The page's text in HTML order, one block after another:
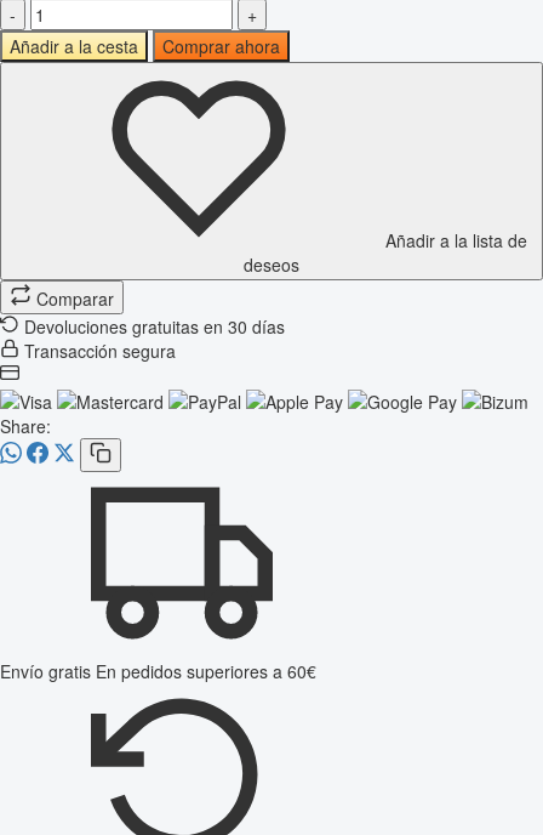
-
+
Añadir a la cesta
Comprar ahora
Añadir a la lista de
deseos
Comparar
Devoluciones gratuitas en 30 días
Transacción segura
Share:
Envío gratis En pedidos superiores a 60€